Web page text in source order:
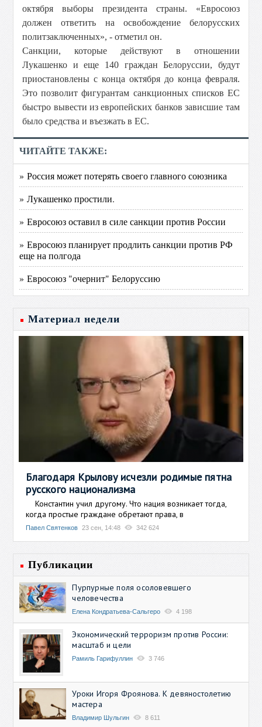
октября выборы президента страны. «Евросоюз
должен ответить на освобождение белорусских
политзаключенных», - отметил он.
Санкции, которые действуют в отношении
Лукашенко и еще 140 граждан Белоруссии, будут
приостановлены с конца октября до конца февраля.
Это позволит фигурантам санкционных списков ЕС
быстро вывести из европейских банков зависшие там
было средства и въезжать в ЕС.
ЧИТАЙТЕ ТАКЖЕ:
» Россия может потерять своего главного союзника
» Лукашенко простили.
» Евросоюз оставил в силе санкции против России
» Евросоюз планирует продлить санкции против РФ
еще на полгода
» Евросоюз "очернит" Белоруссию
Материал недели
Благодаря Крылову исчезли родимые пятна
русского национализма
Константин учил другому. Что нация возникает тогда,
когда простые граждане обретают права, в
Павел Святенков 23 сен, 14:48 342 624
Публикации
Пурпурные поля осоловевшего
человечества
Елена Кондратьева-Сальгеро 4 198
Экономический терроризм против России:
масштаб и цели
Рамиль Гарифуллин 3 746
Уроки Игоря Фроянова. К девяностолетию
мастера
Владимир Шульгин 8 611